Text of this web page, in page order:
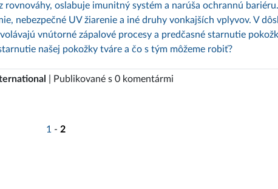
oslabuje imunitný systém a narúša ochrannú
nebezpečné UV žiarenie a iné druhy vonkajších vplyvov. V
vnútorné zápalové procesy a predčasné starnutie
našej pokožky tváre a čo s tým môžeme robiť?
| Publikované s 0 komentármi
1 - 2